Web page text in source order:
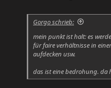
Gorgo schrieb:
mein punkt ist halt: es
für faire verhältnisse in
aufdecken usw.
das isteine bedrohung. da